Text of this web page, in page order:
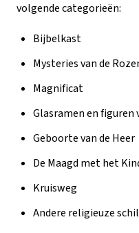
volgende categorieën:
Bijbelkast
Mysteries van de
Magnificat
Glasramen en figuren
Geboorte van de Heer
De Maagd met het
Kruisweg
Andere religieuze